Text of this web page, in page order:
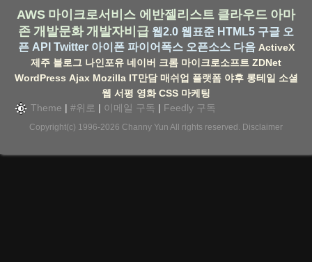
AWS 마이크로서비스 에반젤리스트 클라우드 아마
존 개발문화 개발자비급 웹2.0 웹표준 HTML5 구글 오
픈 API Twitter 아이폰 파이어폭스 오픈소스 다음 ActiveX
제주 블로그 나인포유 네이버 크롬 마이크로소프트 ZDNet
WordPress Ajax Mozilla IT만담 매쉬업 플랫폼 야후 롱테일 소셜
웹 서평 영화 CSS 마케팅
Theme | #위로 | 이메일 구독 | Feedly 구독
Copyright(c) 1996-2026 Channy Yun All rights reserved. Disclaimer